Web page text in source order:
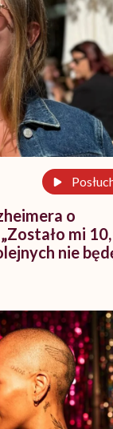
o
mi 10,
nie